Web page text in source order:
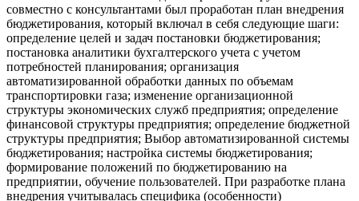
совместно с консультантами был проработан план внедрения
бюджетирования, который включал в себя следующие шаги:
определение целей и задач постановки бюджетирования;
постановка аналитики бухгалтерского учета с учетом
потребностей планирования; организация
автоматизированной обработки данных по объемам
транспортировки газа; изменение организационной
структуры экономических служб предприятия; определение
финансовой структуры предприятия; определение бюджетной
структуры предприятия; Выбор автоматизированной системы
бюджетирования; настройка системы бюджетирования;
формирование положений по бюджетированию на
предприятии, обучение пользователей. При разработке плана
внедрения учитывалась специфика (особенности)